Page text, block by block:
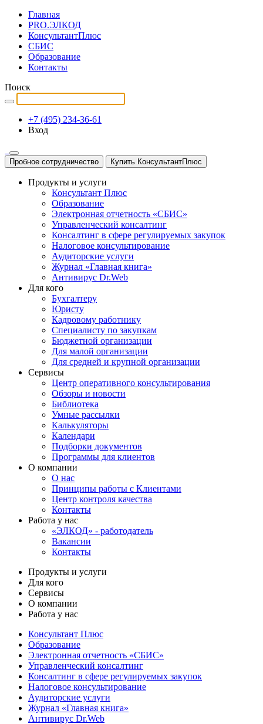
Главная
PRO.ЭЛКОД
КонсультантПлюс
СБИС
Образование
Контакты
Поиск
+7 (495) 234-36-61
Вход
Пробное сотрудничество Купить КонсультантПлюс
Продукты и услуги
Консультант Плюс
Образование
Электронная отчетность «СБИС»
Управленческий консалтинг
Консалтинг в сфере регулируемых закупок
Налоговое консультирование
Аудиторские услуги
Журнал «Главная книга»
Антивирус Dr.Web
Для кого
Бухгалтеру
Юристу
Кадровому работнику
Специалисту по закупкам
Бюджетной организации
Для малой организации
Для средней и крупной организации
Сервисы
Центр оперативного консультирования
Обзоры и новости
Библиотека
Умные рассылки
Калькуляторы
Календари
Подборки документов
Программы для клиентов
О компании
О нас
Принципы работы с Клиентами
Центр контроля качества
Контакты
Работа у нас
«ЭЛКОД» - работодатель
Вакансии
Контакты
Продукты и услуги
Для кого
Сервисы
О компании
Работа у нас
Консультант Плюс
Образование
Электронная отчетность «СБИС»
Управленческий консалтинг
Консалтинг в сфере регулируемых закупок
Налоговое консультирование
Аудиторские услуги
Журнал «Главная книга»
Антивирус Dr.Web